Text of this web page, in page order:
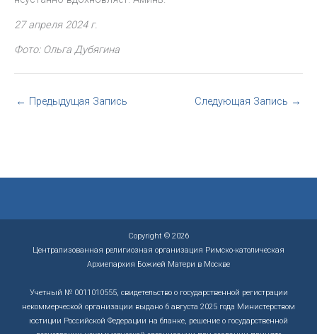
27 апреля 2024 г.
Фото: Ольга Дубягина
← Предыдущая Запись Следующая Запись →
Copyright © 2026
Централизованная религиозная организация Римско-католическая
Архиепархия Божией Матери в Москве
Учетный № 0011010555, свидетельство о государственной регистрации
некоммерческой организации выдано 6 августа 2025 года Министерством
юстиции Российской Федерации на бланке, решение о государственной